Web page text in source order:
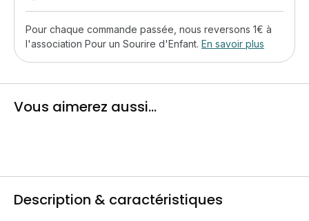
Pour chaque commande passée, nous reversons 1€ à
l'association Pour un Sourire d'Enfant. En savoir plus
Vous aimerez aussi...
Description & caractéristiques